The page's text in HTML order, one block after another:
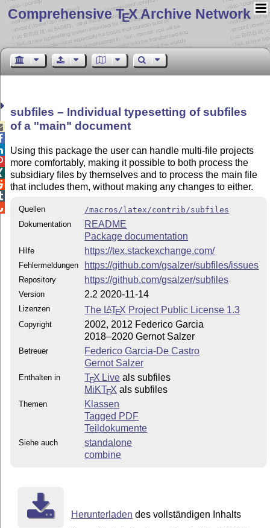
Comprehensive TEX Archive Network
subfiles – Individual typesetting of subfiles
of a
main document
Using this package the user can handle multi-file projects
more comfortably, making it possible to both process the
subsidiary files by themselves and to process the main file
that includes them, without making any changes to either.
Quellen
/macros/latex/contrib/subfiles
Dokumentation
README
Package documentation
Hilfe https://tex.stackexchange.com/
Fehlermeldungen https://github.com/gsalzer/subfiles/issues
Repository https://github.com/gsalzer/subfiles
Version 2.2 2020-11-14
Lizenzen The LATEX Project Public License 1.3
Copyright
2002, 2012 Federico Garcia
2018–2020 Gernot Salzer
Betreuer
Federico Garcia-De Castro
Gernot Salzer
Enthalten in TEX Live als subfiles
MiKTEX als subfiles
Themen
Klassen
Tagged PDF
Teildokumente
Siehe auch
standalone
combine
Herunterladen des vollständigen Inhalts